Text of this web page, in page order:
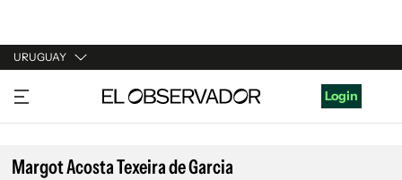
URUGUAY
URUGUAY
ARGENTINA
ESPAÑA
Login
Margot Acosta Texeira de Garcia